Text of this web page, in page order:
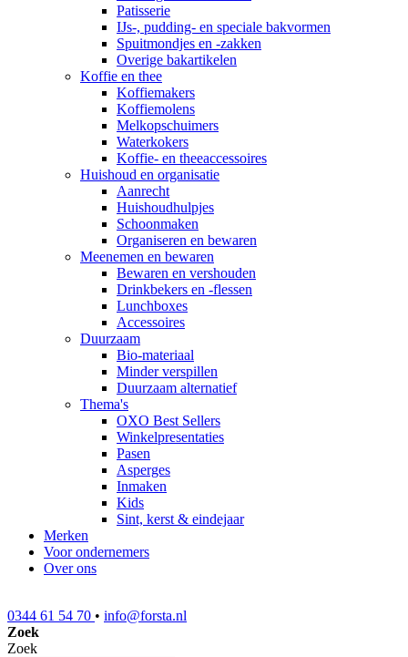
Patisserie
IJs-, pudding- en speciale bakvormen
Spuitmondjes en -zakken
Overige bakartikelen
Koffie en thee
Koffiemakers
Koffiemolens
Melkopschuimers
Waterkokers
Koffie- en theeaccessoires
Huishoud en organisatie
Aanrecht
Huishoudhulpjes
Schoonmaken
Organiseren en bewaren
Meenemen en bewaren
Bewaren en vershouden
Drinkbekers en -flessen
Lunchboxes
Accessoires
Duurzaam
Bio-materiaal
Minder verspillen
Duurzaam alternatief
Thema's
OXO Best Sellers
Winkelpresentaties
Pasen
Asperges
Inmaken
Kids
Sint, kerst & eindejaar
Merken
Voor ondernemers
Over ons
0344 61 54 70 • info@forsta.nl
Zoek
Zoek